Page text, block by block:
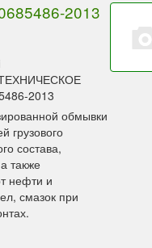
2013
2013
обмывки
грузового
состава,
также
нефти и
смазок при